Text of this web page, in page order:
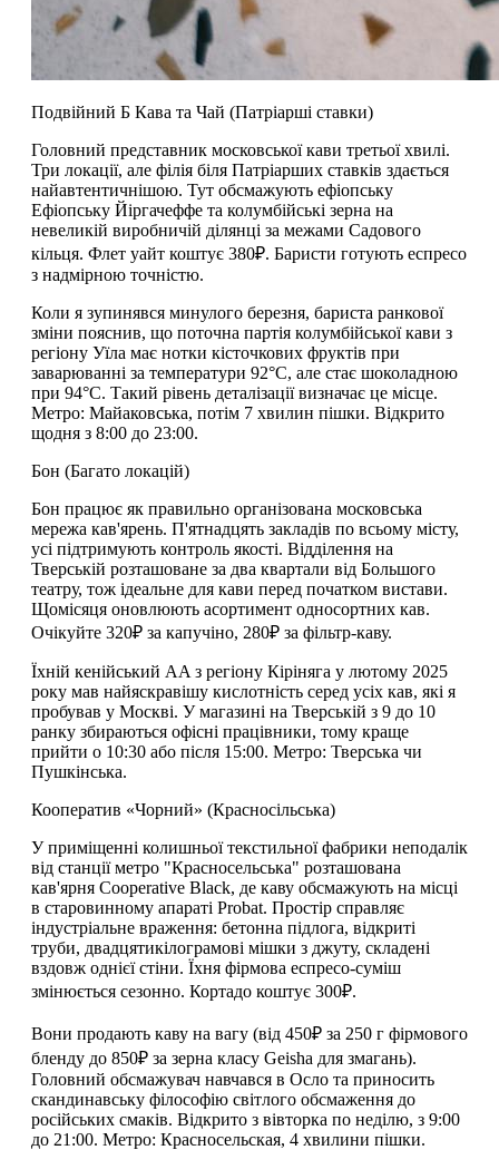
Подвійний Б Кава та Чай (Патріарші ставки)
Головний представник московської кави третьої хвилі.
Три локації, але філія біля Патріарших ставків здається
найавтентичнішою. Тут обсмажують ефіопську
Ефіопську Йіргачеффе та колумбійські зерна на
невеликій виробничій ділянці за межами Садового
кільця. Флет уайт коштує 380₽. Баристи готують еспресо
з надмірною точністю.
Коли я зупинявся минулого березня, бариста ранкової
зміни пояснив, що поточна партія колумбійської кави з
регіону Уїла має нотки кісточкових фруктів при
заварюванні за температури 92°C, але стає шоколадною
при 94°C. Такий рівень деталізації визначає це місце.
Метро: Майаковська, потім 7 хвилин пішки. Відкрито
щодня з 8:00 до 23:00.
Бон (Багато локацій)
Бон працює як правильно організована московська
мережа кав'ярень. П'ятнадцять закладів по всьому місту,
усі підтримують контроль якості. Відділення на
Тверській розташоване за два квартали від Большого
театру, тож ідеальне для кави перед початком вистави.
Щомісяця оновлюють асортимент односортних кав.
Очікуйте 320₽ за капучіно, 280₽ за фільтр-каву.
Їхній кенійський AA з регіону Кіріняга у лютому 2025
року мав найяскравішу кислотність серед усіх кав, які я
пробував у Москві. У магазині на Тверській з 9 до 10
ранку збираються офісні працівники, тому краще
прийти о 10:30 або після 15:00. Метро: Тверська чи
Пушкінська.
Кооператив «Чорний» (Красносільська)
У приміщенні колишньої текстильної фабрики неподалік
від станції метро "Красносельська" розташована
кав'ярня Cooperative Black, де каву обсмажують на місці
в старовинному апараті Probat. Простір справляє
індустріальне враження: бетонна підлога, відкриті
труби, двадцятикілограмові мішки з джуту, складені
вздовж однієї стіни. Їхня фірмова еспресо-суміш
змінюється сезонно. Кортадо коштує 300₽.
Вони продають каву на вагу (від 450₽ за 250 г фірмового
бленду до 850₽ за зерна класу Geisha для змагань).
Головний обсмажувач навчався в Осло та приносить
скандинавську філософію світлого обсмаження до
російських смаків. Відкрито з вівторка по неділю, з 9:00
до 21:00. Метро: Красносельская, 4 хвилини пішки.